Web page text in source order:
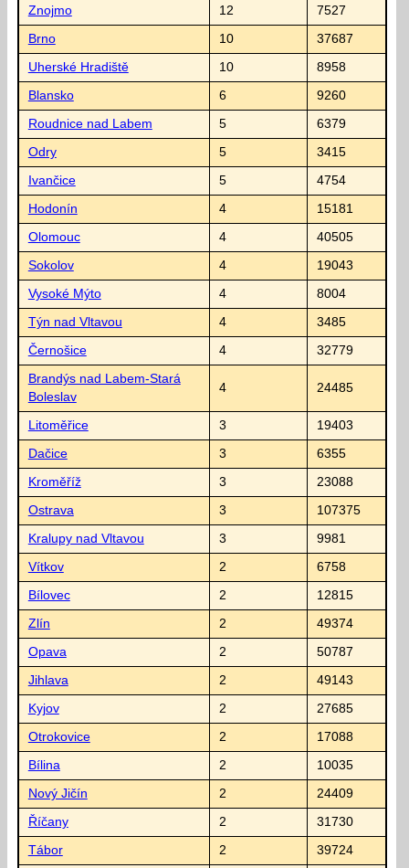
Znojmo 12 7527
Brno 10 37687
Uherské Hradiště 10 8958
Blansko 6 9260
Roudnice nad Labem 5 6379
Odry 5 3415
Ivančice 5 4754
Hodonín 4 15181
Olomouc 4 40505
Sokolov 4 19043
Vysoké Mýto 4 8004
Týn nad Vltavou 4 3485
Černošice 4 32779
Brandýs nad Labem-Stará
Boleslav
4 24485
Litoměřice 3 19403
Dačice 3 6355
Kroměříž 3 23088
Ostrava 3 107375
Kralupy nad Vltavou 3 9981
Vítkov 2 6758
Bílovec 2 12815
Zlín 2 49374
Opava 2 50787
Jihlava 2 49143
Kyjov 2 27685
Otrokovice 2 17088
Bílina 2 10035
Nový Jičín 2 24409
Říčany 2 31730
Tábor 2 39724